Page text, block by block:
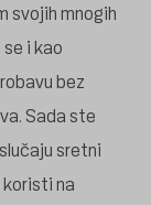
svojih mnogih
i kao
bez
Sada ste
sretni
na